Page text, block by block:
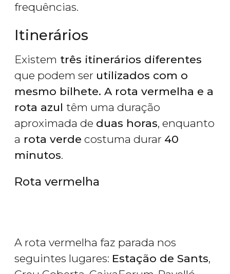
frequências.
Itinerários
Existem três itinerários diferentes
que podem ser utilizados com o
mesmo bilhete. A rota vermelha e a
rota azul têm uma duração
aproximada de duas horas, enquanto
a rota verde costuma durar 40
minutos.
Rota vermelha
A rota vermelha faz parada nos
seguintes lugares: Estação de Sants,